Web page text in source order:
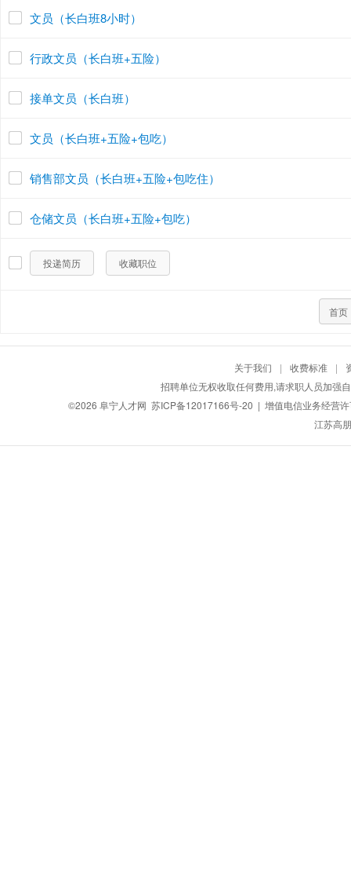
文员（长白班8小时）
行政文员（长白班+五险）
接单文员（长白班）
文员（长白班+五险+包吃）
销售部文员（长白班+五险+包吃住）
仓储文员（长白班+五险+包吃）
投递简历 收藏职位
首页
关于我们 | 收费标准 |
招聘单位无权收取任何费用,请求职人员加强
©2026 阜宁人才网 苏ICP备12017166号-20 | 增值电信业务经营
江苏高